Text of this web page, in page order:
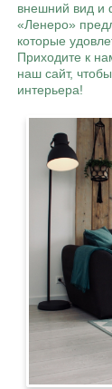
внешний вид и
«Ленеро»
которые
Приходите к
наш сайт,
интерьера!